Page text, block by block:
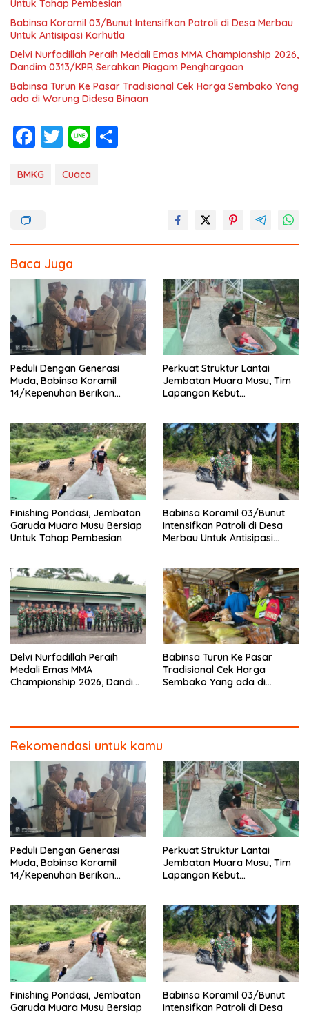
Untuk Tahap Pembesian
Babinsa Koramil 03/Bunut Intensifkan Patroli di Desa Merbau
Untuk Antisipasi Karhutla
Delvi Nurfadillah Peraih Medali Emas MMA Championship 2026,
Dandim 0313/KPR Serahkan Piagam Penghargaan
Babinsa Turun Ke Pasar Tradisional Cek Harga Sembako Yang
ada di Warung Didesa Binaan
F
e
o
k
T
itt
Li
e
BMKG Cuaca
Baca Juga
Peduli Dengan Generasi
Muda, Babinsa Koramil
14/Kepenuhan Berikan
Perkuat Struktur Lantai
Jembatan Muara Musu, Tim
Lapangan Kebut
Finishing Pondasi, Jembatan
Garuda Muara Musu Bersiap
Untuk Tahap Pembesian
Babinsa Koramil 03/Bunut
Intensifkan Patroli di Desa
Merbau Untuk Antisipasi
Delvi Nurfadillah Peraih
Medali Emas MMA
Championship 2026, Dandim
Babinsa Turun Ke Pasar
Tradisional Cek Harga
Sembako Yang ada di
Rekomendasi untuk kamu
Peduli Dengan Generasi
Muda, Babinsa Koramil
14/Kepenuhan Berikan
Perkuat Struktur Lantai
Jembatan Muara Musu, Tim
Lapangan Kebut
Finishing Pondasi, Jembatan
Garuda Muara Musu Bersiap
Babinsa Koramil 03/Bunut
Intensifkan Patroli di Desa